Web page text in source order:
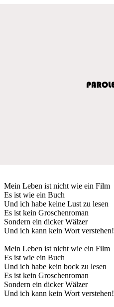
Mein Leben ist nicht wie ein Film
Es ist wie ein Buch
Und ich habe keine Lust zu lesen
Es ist kein Groschenroman
Sondern ein dicker Wälzer
Und ich kann kein Wort verstehen!
Mein Leben ist nicht wie ein Film
Es ist wie ein Buch
Und ich habe kein bock zu lesen
Es ist kein Groschenroman
Sondern ein dicker Wälzer
Und ich kann kein Wort verstehen!